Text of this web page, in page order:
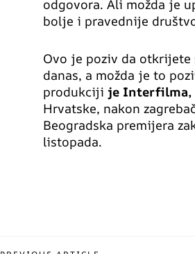
odgovora. Ali možda je
bolje i pravednije
Ovo je poziv da otkrijete
danas, a možda je to
produkciji je Interfilma,
Hrvatske, nakon
Beogradska premijera
listopada.